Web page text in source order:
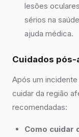
lesões
sérios na
ajuda médica.
Cuidados
Após um
cuidar da região
recomendadas:
Como cuidar